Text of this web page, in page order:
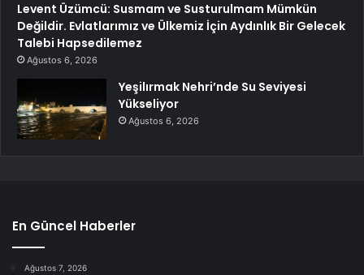
Levent Üzümcü: Susmam ve Susturulmam Mümkün
Değildir. Evlatlarımız ve Ülkemiz İçin Aydınlık Bir Gelecek
Talebi Hapsedilemez
Ağustos 6, 2026
Yeşilırmak Nehri’nde Su Seviyesi
Yükseliyor
Ağustos 6, 2026
En Güncel Haberler
Ağustos 7, 2026